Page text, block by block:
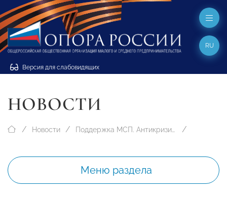
Версия для слабовидящих
RU
НОВОСТИ
Новости Поддержка МСП. Антикризисные меры
Меню раздела